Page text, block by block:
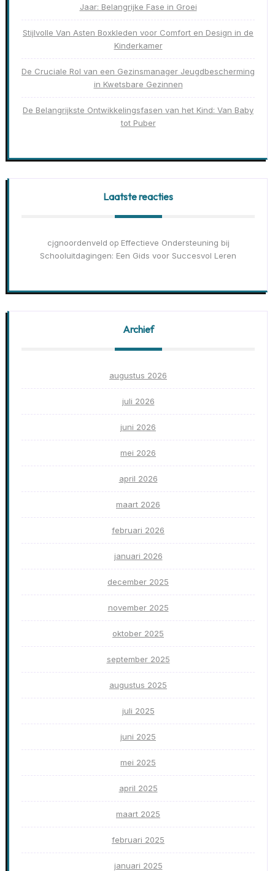
Jaar: Belangrijke Fase in Groei
Stijlvolle Van Asten Boxkleden voor Comfort en Design in de
Kinderkamer
De Cruciale Rol van een Gezinsmanager Jeugdbescherming
in Kwetsbare Gezinnen
De Belangrijkste Ontwikkelingsfasen van het Kind: Van Baby
tot Puber
Laatste reacties
cjgnoordenveld op Effectieve Ondersteuning bij
Schooluitdagingen: Een Gids voor Succesvol Leren
Archief
augustus 2026
juli 2026
juni 2026
mei 2026
april 2026
maart 2026
februari 2026
januari 2026
december 2025
november 2025
oktober 2025
september 2025
augustus 2025
juli 2025
juni 2025
mei 2025
april 2025
maart 2025
februari 2025
januari 2025